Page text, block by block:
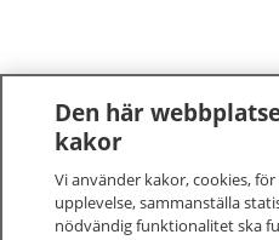
Den här
kakor
Vi använder kakor, cookies,
upplevelse, sammanställa
nödvändig funktionalitet ska